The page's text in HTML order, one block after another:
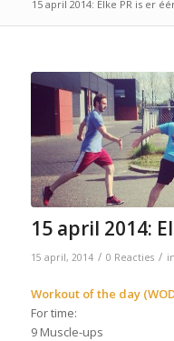
15 april 2014: Elke PR is er
15 april 2014:
15 april, 2014 / 0 Reacties / in
Workout of the day
For time:
9 Muscle-ups